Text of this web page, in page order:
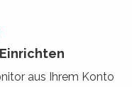
aus Ihrem Konto